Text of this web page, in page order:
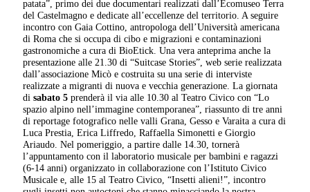
patata”, primo dei due documentari realizzati dall’Ecomuseo Terra
del Castelmagno e dedicate all’eccellenze del territorio. A seguire
incontro con Gaia Cottino, antropologa dell’Università americana
di Roma che si occupa di cibo e migrazioni e contaminazioni
gastronomiche a cura di BioEtick. Una vera anteprima anche la
presentazione alle 21.30 di “Suitcase Stories”, web serie realizzata
dall’associazione Micò e costruita su una serie di interviste
realizzate a migranti di nuova e vecchia generazione. La giornata
disabato 5prenderà il via alle 10.30 al Teatro Civico con “Lo
spazio alpino nell’immagine contemporanea”, riassunto di tre anni
di reportage fotografico nelle valli Grana, Gesso e Varaita a cura di
Luca Prestia, Erica Liffredo, Raffaella Simonetti e Giorgio
Ariaudo. Nel pomeriggio, a partire dalle 14.30, tornerà
l’appuntamento con il laboratorio musicale per bambini e ragazzi
(6-14 anni) organizzato in collaborazione con l’Istituto Civico
Musicale e, alle 15 al Teatro Civico, “Insetti alieni!”, incontro